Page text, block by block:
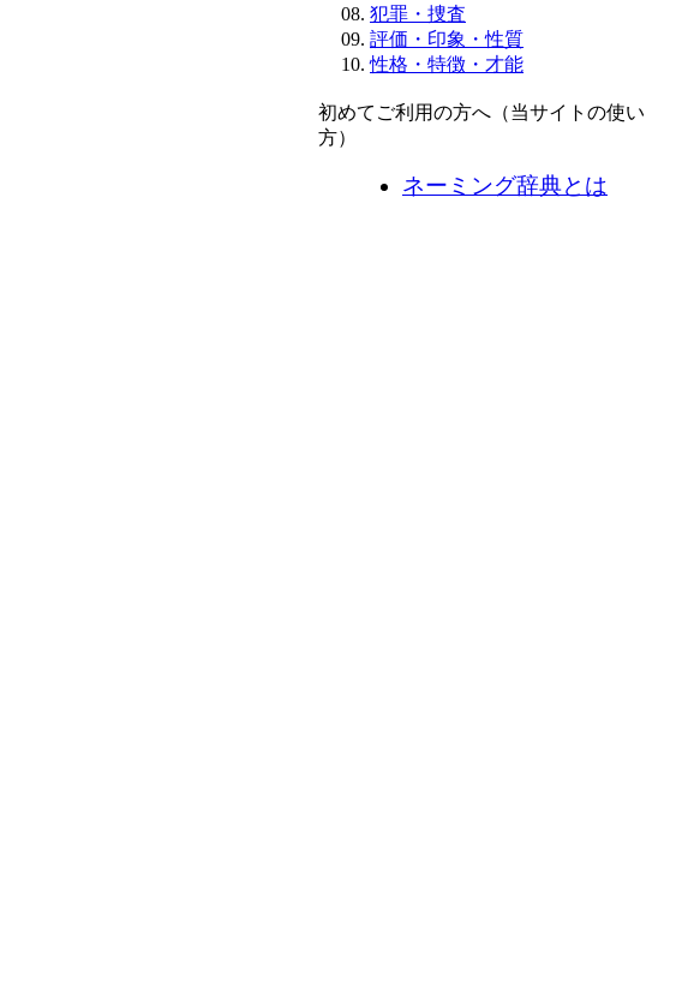
犯罪・捜査
評価・印象・性質
性格・特徴・才能
初めてご利用の方へ（当サイトの使い
方）
ネーミング辞典とは